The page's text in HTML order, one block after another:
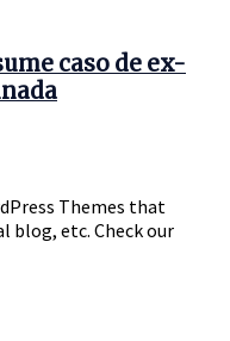
caso de ex-
Themes that
blog, etc. Check our